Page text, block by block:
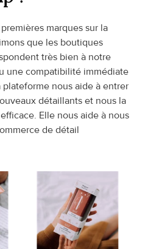
marques sur la
que les boutiques
très bien à notre
une compatibilité immédiate
plateforme nous aide à entrer
détaillants et nous la
Elle nous aide à nous
de détail